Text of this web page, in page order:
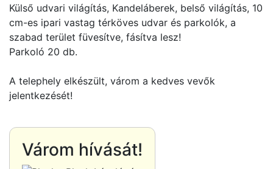
Külső udvari világítás, Kandeláberek, belső világítás, 10
cm-es ipari vastag térköves udvar és parkolók, a
szabad terület füvesítve, fásítva lesz!
Parkoló 20 db.
A telephely elkészült, várom a kedves vevők
jelentkezését!
Várom hívását!